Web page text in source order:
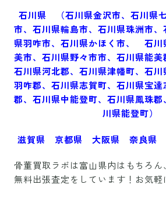
石川県 （石川県金沢市、石川県
市、石川県輪島市、石川県珠洲市
県羽咋市、石川県かほく市、 石川
美市、石川県野々市市、石川県能美
石川県河北郡、石川県津幡町、石
羽咋郡、石川県志賀町、石川県宝
郡、石川県中能登町、石川県鳳珠
川県能登町）
滋賀県 京都県 大阪県 奈良県
骨董買取ラボは富山県内はもちろ
無料出張査定をしています！お気軽